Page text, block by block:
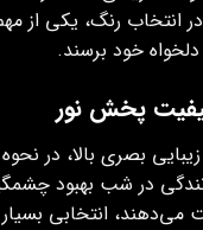
انتخاب رنگ، یکی از
خود برسند.
پخش نور
زیبایی بصری بالا،
در شب بهبود چشمگیری
انتخابی